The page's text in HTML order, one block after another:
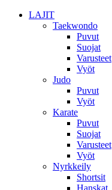
LAJIT
Taekwondo
Puvut
Suojat
Varusteet
Vyöt
Judo
Puvut
Vyöt
Karate
Puvut
Suojat
Varusteet
Vyöt
Nyrkkeily
Shortsit
Hanskat